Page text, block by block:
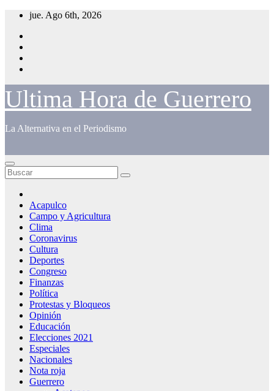
Saltar
contenido
jue. Ago 6th, 2026
Ultima Hora de Guerrero
La Alternativa en el Periodismo
Acapulco
Campo y Agricultura
Clima
Coronavirus
Cultura
Deportes
Congreso
Finanzas
Política
Protestas y Bloqueos
Opinión
Educación
Elecciones 2021
Especiales
Nacionales
Nota roja
Guerrero